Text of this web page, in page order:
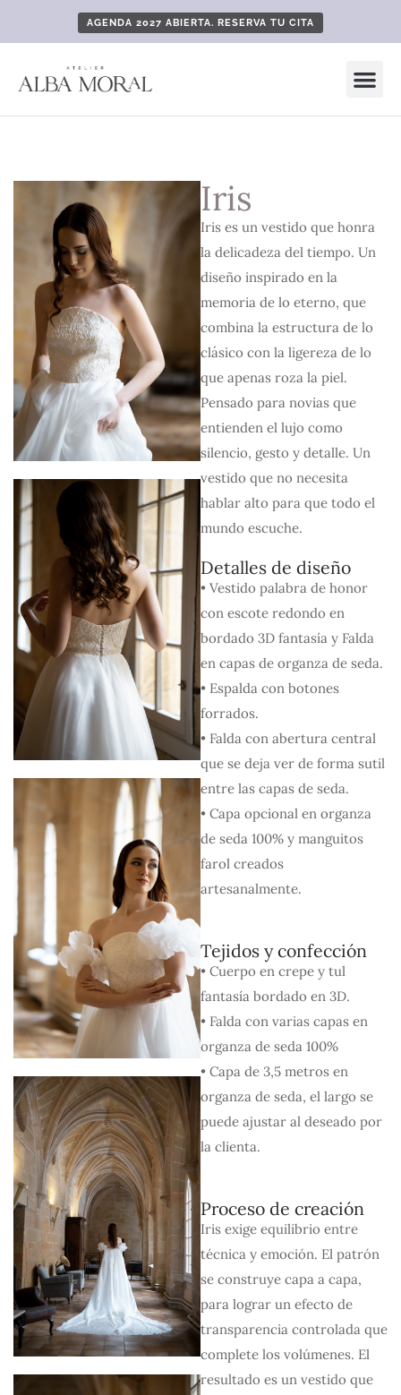
AGENDA 2027 ABIERTA. RESERVA TU CITA
Iris
Iris es un vestido que honra
la delicadeza del tiempo. Un
diseño inspirado en la
memoria de lo eterno, que
combina la estructura de lo
clásico con la ligereza de lo
que apenas roza la piel.
Pensado para novias que
entienden el lujo como
silencio, gesto y detalle. Un
vestido que no necesita
hablar alto para que todo el
mundo escuche.
Detalles de diseño
• Vestido palabra de honor
con escote redondo en
bordado 3D fantasía y Falda
en capas de organza de seda.
• Espalda con botones
forrados.
• Falda con abertura central
que se deja ver de forma sutil
entre las capas de seda.
• Capa opcional en organza
de seda 100% y manguitos
farol creados
artesanalmente.
Tejidos y confección
• Cuerpo en crepe y tul
fantasía bordado en 3D.
• Falda con varias capas en
organza de seda 100%
• Capa de 3,5 metros en
organza de seda, el largo se
puede ajustar al deseado por
la clienta.
Proceso de creación
Iris exige equilibrio entre
técnica y emoción. El patrón
se construye capa a capa,
para lograr un efecto de
transparencia controlada que
complete los volúmenes. El
resultado es un vestido que